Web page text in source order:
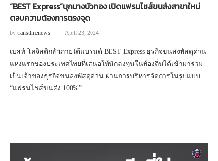
“BEST Express”บุกบางบัวทอง เปิดแฟรนไซส์ขนส่งสาขาใหม่
ตอบความต้องการตรงจุด
by transtimenews April 23, 2024
เบสท์ โลจิสติกส์ฯภายใต้แบรนด์ BEST Express ธุรกิจขนส่งพัสดุด่วน
แห่งแรกของประเทศไทยที่เสนอให้นักลงทุนในท้องถิ่นได้เข้ามาร่วม
เป็นเจ้าของธุรกิจขนส่งพัสดุด่วน ผ่านการบริหารจัดการในรูปแบบ
“แฟรนไชส์ขนส่ง 100%”